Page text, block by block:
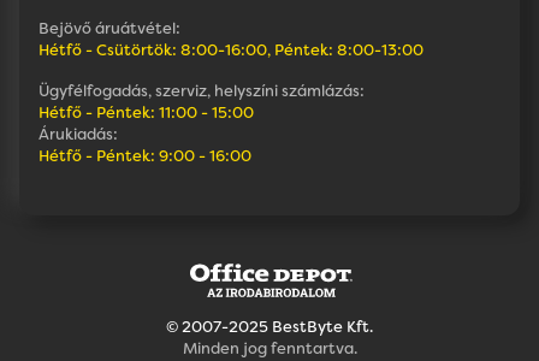
© 2007-2025 BestByte Kft.
Minden jog fenntartva.
Bejövő áruátvétel:
Hétfő - Csütörtök: 8:00-16:00, Péntek: 8:00-13:00
Ügyfélfogadás, szerviz, helyszíni számlázás:
Hétfő - Péntek: 11:00 - 15:00
Árukiadás:
Hétfő - Péntek: 9:00 - 16:00